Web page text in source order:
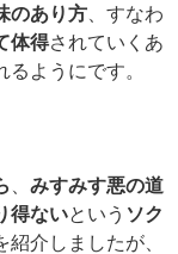
のあり方 、すなわ
体得されていくあ
ようにです。
、みすみす悪の道
得ないという ソク
紹介しましたが、